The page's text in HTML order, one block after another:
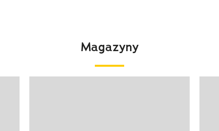
Magazyny